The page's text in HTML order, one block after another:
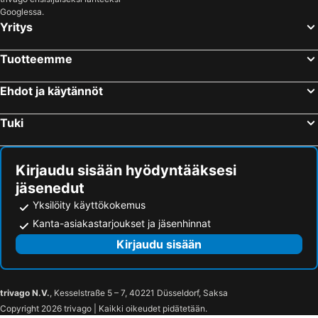
Googlessa.
Yritys
Tuotteemme
Ehdot ja käytännöt
Tuki
Kirjaudu sisään hyödyntääksesi
jäsenedut
Yksilöity käyttökokemus
Kanta-asiakastarjoukset ja jäsenhinnat
Kirjaudu sisään
trivago N.V., Kesselstraße 5 – 7, 40221 Düsseldorf, Saksa
Copyright 2026 trivago | Kaikki oikeudet pidätetään.